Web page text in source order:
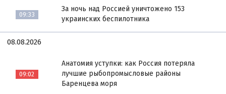
09:33
За ночь над Россией уничтожено 153
украинских беспилотника
08.08.2026
09:02
Анатомия уступки: как Россия потеряла
лучшие рыбопромысловые районы
Баренцева моря